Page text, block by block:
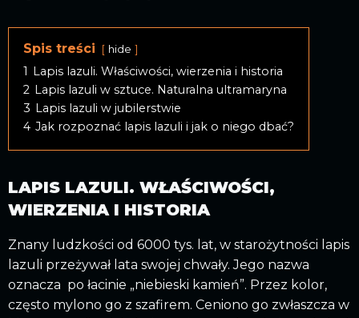
Spis treści hide
1 Lapis lazuli. Właściwości, wierzenia i historia
2 Lapis lazuli w sztuce. Naturalna ultramaryna
3 Lapis lazuli w jubilerstwie
4 Jak rozpoznać lapis lazuli i jak o niego dbać?
LAPIS LAZULI. WŁAŚCIWOŚCI,
WIERZENIA I HISTORIA
Znany ludzkości od 6000 tys. lat, w starożytności lapis
lazuli przeżywał lata swojej chwały. Jego nazwa
oznacza po łacinie „niebieski kamień”. Przez kolor,
często mylono go z szafirem. Ceniono go zwłaszcza w